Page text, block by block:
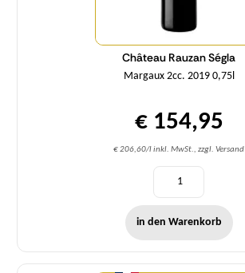
Château Rauzan Ségla
Margaux 2cc. 2019 0,75l
€ 154,95
€ 206,60/l inkl. MwSt., zzgl. Versand
in den Warenkorb
Menge